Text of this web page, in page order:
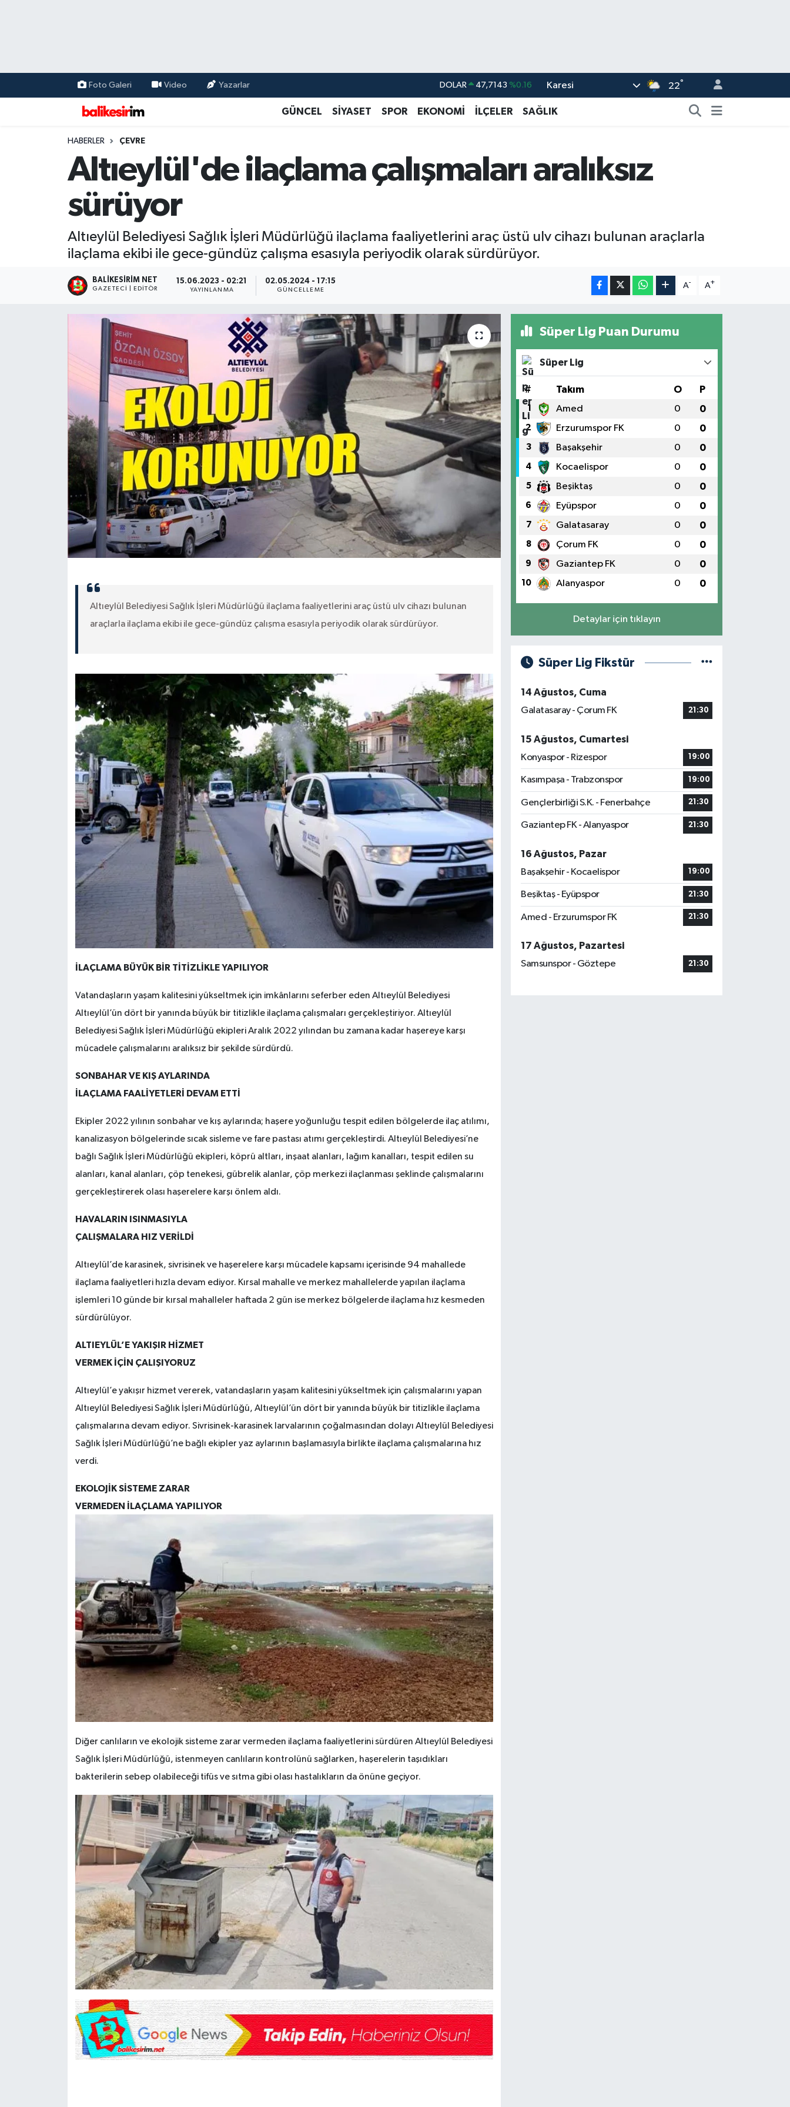
Foto Galeri Video Yazarlar DOLAR 47,7143 %0.16
EURO 55,0317 %-0.02
BİST100 13.799 %70
Karesi 22°
GÜNCEL SİYASET SPOR EKONOMİ İLÇELER SAĞLIK
HABERLER ÇEVRE
Altıeylül'de ilaçlama çalışmaları aralıksız
sürüyor
Altıeylül Belediyesi Sağlık İşleri Müdürlüğü ilaçlama faaliyetlerini araç üstü ulv cihazı bulunan araçlarla
ilaçlama ekibi ile gece-gündüz çalışma esasıyla periyodik olarak sürdürüyor.
BALIKESIRIM NET
GAZETECI | EDITÖR
15.06.2023 - 02:21
YAYINLANMA
02.05.2024 - 17:15
GÜNCELLEME
A- A+
Altıeylül Belediyesi Sağlık İşleri Müdürlüğü ilaçlama faaliyetlerini araç üstü ulv cihazı bulunan
araçlarla ilaçlama ekibi ile gece-gündüz çalışma esasıyla periyodik olarak sürdürüyor.
İLAÇLAMA BÜYÜK BİR TİTİZLİKLE YAPILIYOR
Vatandaşların yaşam kalitesini yükseltmek için imkânlarını seferber eden Altıeylül Belediyesi
Altıeylül’ün dört bir yanında büyük bir titizlikle ilaçlama çalışmaları gerçekleştiriyor. Altıeylül
Belediyesi Sağlık İşleri Müdürlüğü ekipleri Aralık 2022 yılından bu zamana kadar haşereye karşı
mücadele çalışmalarını aralıksız bir şekilde sürdürdü.
SONBAHAR VE KIŞ AYLARINDA
İLAÇLAMA FAALİYETLERİ DEVAM ETTİ
Ekipler 2022 yılının sonbahar ve kış aylarında; haşere yoğunluğu tespit edilen bölgelerde ilaç atılımı,
kanalizasyon bölgelerinde sıcak sisleme ve fare pastası atımı gerçekleştirdi. Altıeylül Belediyesi’ne
bağlı Sağlık İşleri Müdürlüğü ekipleri, köprü altları, inşaat alanları, lağım kanalları, tespit edilen su
alanları, kanal alanları, çöp tenekesi, gübrelik alanlar, çöp merkezi ilaçlanması şeklinde çalışmalarını
gerçekleştirerek olası haşerelere karşı önlem aldı.
HAVALARIN ISINMASIYLA
ÇALIŞMALARA HIZ VERİLDİ
Altıeylül’de karasinek, sivrisinek ve haşerelere karşı mücadele kapsamı içerisinde 94 mahallede
ilaçlama faaliyetleri hızla devam ediyor. Kırsal mahalle ve merkez mahallelerde yapılan ilaçlama
işlemleri 10 günde bir kırsal mahalleler haftada 2 gün ise merkez bölgelerde ilaçlama hız kesmeden
sürdürülüyor.
ALTIEYLÜL’E YAKIŞIR HİZMET
VERMEK İÇİN ÇALIŞIYORUZ
Altıeylül’e yakışır hizmet vererek, vatandaşların yaşam kalitesini yükseltmek için çalışmalarını yapan
Altıeylül Belediyesi Sağlık İşleri Müdürlüğü, Altıeylül’ün dört bir yanında büyük bir titizlikle ilaçlama
çalışmalarına devam ediyor. Sivrisinek-karasinek larvalarının çoğalmasından dolayı Altıeylül Belediyesi
Sağlık İşleri Müdürlüğü’ne bağlı ekipler yaz aylarının başlamasıyla birlikte ilaçlama çalışmalarına hız
verdi.
EKOLOJİK SİSTEME ZARAR
VERMEDEN İLAÇLAMA YAPILIYOR
Diğer canlıların ve ekolojik sisteme zarar vermeden ilaçlama faaliyetlerini sürdüren Altıeylül Belediyesi
Sağlık İşleri Müdürlüğü, istenmeyen canlıların kontrolünü sağlarken, haşerelerin taşıdıkları
bakterilerin sebep olabileceği tifüs ve sıtma gibi olası hastalıkların da önüne geçiyor.
Süper Lig Puan Durumu
Süper Lig
# Takım O P
1 Amed 0 0
2 Erzurumspor FK 0 0
3 Başakşehir 0 0
4 Kocaelispor 0 0
5 Beşiktaş 0 0
6 Eyüpspor 0 0
7 Galatasaray 0 0
8 Çorum FK 0 0
9 Gaziantep FK 0 0
10 Alanyaspor 0 0
Detaylar için tıklayın
Süper Lig Fikstür
14 Ağustos, Cuma
Galatasaray - Çorum FK
21:30
15 Ağustos, Cumartesi
Konyaspor - Rizespor
19:00
Kasımpaşa - Trabzonspor 19:00
Gençlerbirliği S.K. - Fenerbahçe 21:30
Gaziantep FK - Alanyaspor 21:30
16 Ağustos, Pazar
Başakşehir - Kocaelispor
19:00
Beşiktaş - Eyüpspor 21:30
Amed - Erzurumspor FK 21:30
17 Ağustos, Pazartesi
Samsunspor - Göztepe
21:30